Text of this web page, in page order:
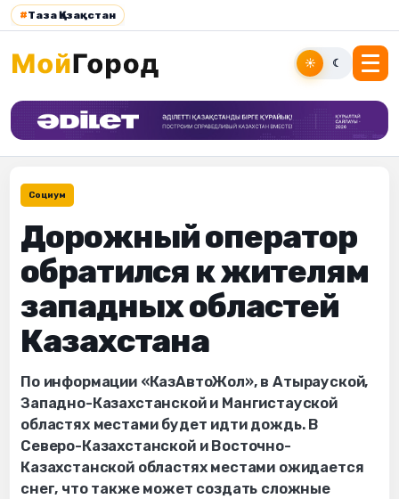
#Таза Қазақстан
☀ ☾
Социум
Дорожный оператор
обратился к жителям
западных областей
Казахстана
По информации «КазАвтоЖол», в Атырауской,
Западно-Казахстанской и Мангистауской
областях местами будет идти дождь. В
Северо-Казахстанской и Восточно-
Казахстанской областях местами ожидается
снег, что также может создать сложные